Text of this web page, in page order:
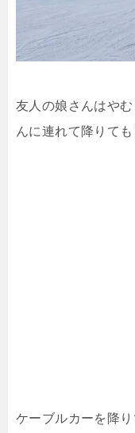
友人の娘さんはや
んに連れて降りても
ケーブルカーを降